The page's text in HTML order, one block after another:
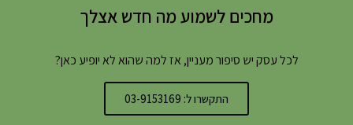
מחכים לשמוע מה חדש אצלך
לכל עסק יש סיפור מעניין, אז למה שהוא לא יופיע כאן?
התקשרו ל: 03-9153169